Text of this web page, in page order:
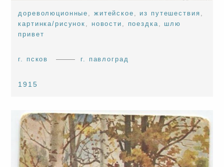
дореволюционные житейское из путешествия
картинка/рисунок
новости поездка
шлю
привет
г. псков г. павлоград
1915